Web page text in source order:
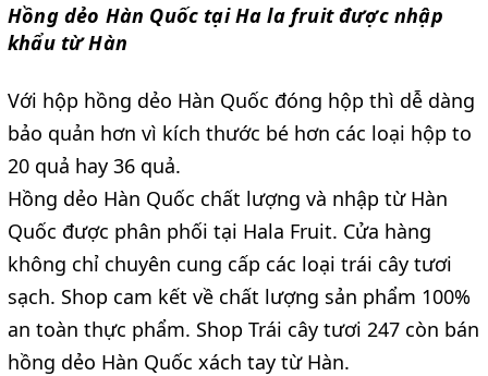
Hồng dẻo Hàn Quốc tại Ha la fruit được nhập
khẩu từ Hàn
Với hộp hồng dẻo Hàn Quốc đóng hộp thì dễ dàng
bảo quản hơn vì kích thước bé hơn các loại hộp to
20 quả hay 36 quả.
Hồng dẻo Hàn Quốc chất lượng và nhập từ Hàn
Quốc được phân phối tại Hala Fruit. Cửa hàng
không chỉ chuyên cung cấp các loại trái cây tươi
sạch. Shop cam kết về chất lượng sản phẩm 100%
an toàn thực phẩm. Shop Trái cây tươi 247 còn bán
hồng dẻo Hàn Quốc xách tay từ Hàn.